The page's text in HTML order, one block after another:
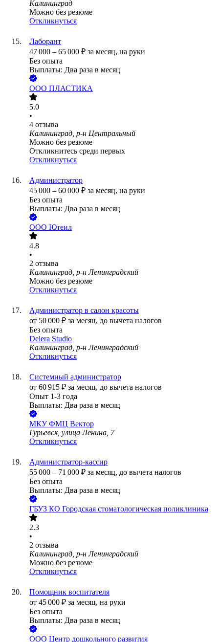
Калининград
Можно без резюме
Откликнуться
Лаборант
47 000 – 65 000 ₽ за месяц, на руки
Без опыта
Выплаты: Два раза в месяц
ООО ПЛАСТИКА
5.0
•
4 отзыва
Калининград, р-н Центральный
Можно без резюме
Откликнитесь среди первых
Откликнуться
Администратор
45 000 – 60 000 ₽ за месяц, на руки
Без опыта
Выплаты: Два раза в месяц
ООО Ютеил
4.8
•
2 отзыва
Калининград, р-н Ленинградский
Можно без резюме
Откликнуться
Администратор в салон красоты
от 50 000 ₽ за месяц, до вычета налогов
Без опыта
Delera Studio
Калининград, р-н Ленинградский
Откликнуться
Системный администратор
от 60 915 ₽ за месяц, до вычета налогов
Опыт 1-3 года
Выплаты: Два раза в месяц
МКУ ФМЦ Вектор
Гурьевск, улица Ленина, 7
Откликнуться
Администратор-кассир
55 000 – 71 000 ₽ за месяц, до вычета налогов
Без опыта
Выплаты: Два раза в месяц
ГБУЗ КО Городская стоматологическая поликлиника
2.3
•
2 отзыва
Калининград, р-н Ленинградский
Можно без резюме
Откликнуться
Помощник воспитателя
от 45 000 ₽ за месяц, на руки
Без опыта
Выплаты: Два раза в месяц
ООО Центр дошкольного развития